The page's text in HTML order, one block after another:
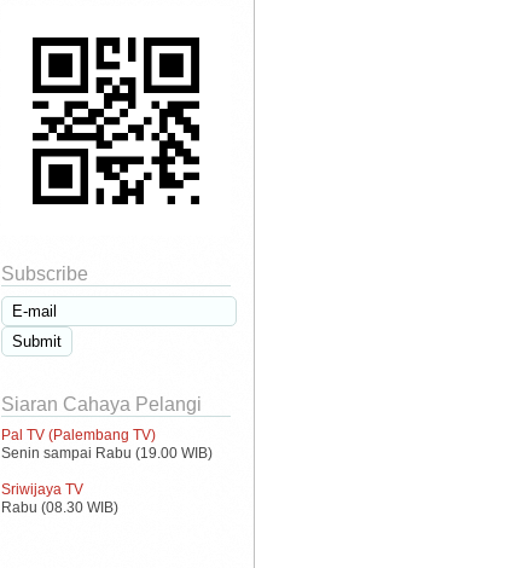
Subscribe
Siaran Cahaya Pelangi
Pal TV (Palembang TV)
Senin sampai Rabu (19.00 WIB)
Sriwijaya TV
Rabu (08.30 WIB)